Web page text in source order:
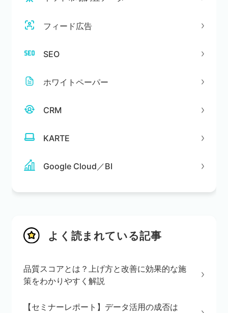
フィード広告
SEO
ホワイトペーパー
CRM
KARTE
Google Cloud／BI
よく読まれている記事
品質スコアとは？上げ方と改善に効果的な施
策をわかりやすく解説
【セミナーレポート】データ活用の成否は